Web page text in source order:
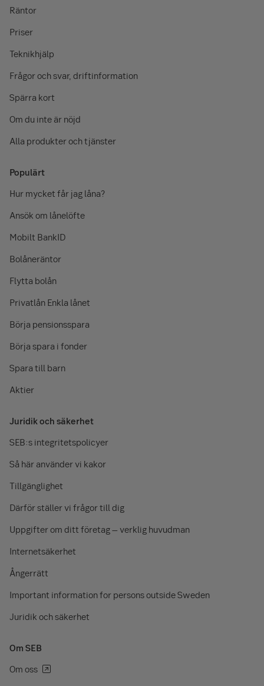
Räntor
Priser
Teknikhjälp
Frågor och svar, driftinformation
Spärra kort
Om du inte är nöjd
Alla produkter och tjänster
Populärt
Hur mycket får jag låna?
Ansök om lånelöfte
Mobilt BankID
Bolåneräntor
Flytta bolån
Privatlån Enkla lånet
Börja pensionsspara
Börja spara i fonder
Spara till barn
Aktier
Juridik och säkerhet
SEB:s integritetspolicyer
Så här använder vi kakor
Tillgänglighet
Därför ställer vi frågor till dig
Uppgifter om ditt företag – verklig huvudman
Internetsäkerhet
Ångerrätt
Important information for persons outside Sweden
Juridik och säkerhet
Om SEB
Om oss